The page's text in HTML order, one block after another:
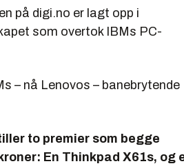
på digi.no er lagt opp i
som overtok IBMs PC-
– nå Lenovos – banebrytende
to premier som begge
En Thinkpad X61s, og